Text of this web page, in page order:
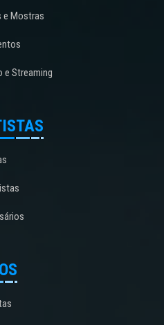
e Mostras
e Streaming